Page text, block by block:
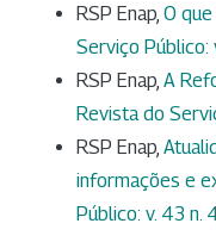
RSP Enap, O
Serviço
RSP Enap, A
Revista do
RSP Enap,
informações e
Público: v. 43 n.